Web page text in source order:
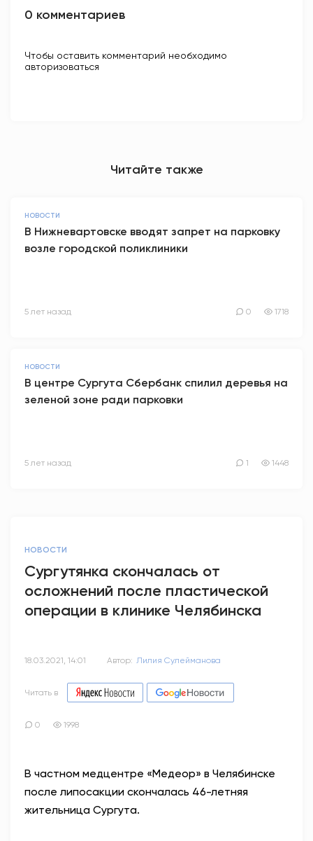
0 комментариев
Чтобы оставить комментарий необходимо
авторизоваться
Читайте также
НОВОСТИ
В Нижневартовске вводят запрет на парковку
возле городской поликлиники
5 лет назад 0 1718
НОВОСТИ
В центре Сургута Сбербанк спилил деревья на
зеленой зоне ради парковки
5 лет назад 1 1448
НОВОСТИ
Сургутянка скончалась от
осложнений после пластической
операции в клинике Челябинска
18.03.2021, 14:01 Автор: Лилия Сулейманова
Читать в
0 1998
В частном медцентре «Медеор» в Челябинске
после липосакции скончалась 46-летняя
жительница Сургута.